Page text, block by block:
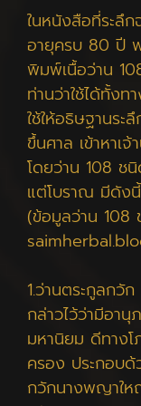
ในหนังสือที่ระลึ
อายุครบ 80 ปี พ
พิมพ์เนื้อว่าน
ท่านว่าใช้ได้ทั้ง
ใช้ให้อธิษฐานระ
ขึ้นศาล เข้าหาเ
โดยว่าน 108 ช
แต่โบราณ มีดังนี้
(ข้อมูลว่าน 108
1.ว่านตระกูลกวั
กล่าวไว้ว่ามีอา
มหานิยม ดีทาง
ครอง ประกอบ
กวักนางพญาใ